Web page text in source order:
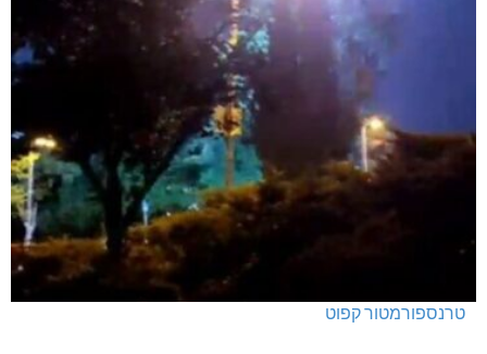
טרנספורמטור קפוט